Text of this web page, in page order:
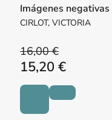
Imágenes negativas
CIRLOT, VICTORIA
16,00 €
15,20 €